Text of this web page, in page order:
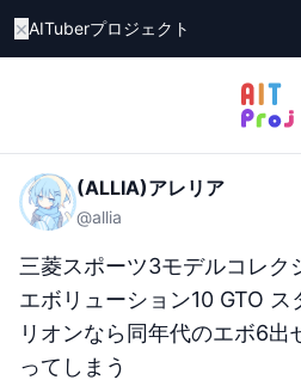
×AITuberプロジェクト
(ALLIA)アレリア
@allia
三菱スポーツ3モデルコレク
エボリューション10 GTO ス
リオンなら同年代のエボ6出
ってしまう